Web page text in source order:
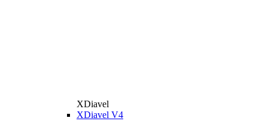
XDiavel
XDiavel V4